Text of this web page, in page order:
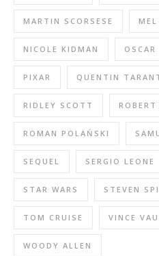
MARTIN SCORSESE
NICOLE KIDMAN OSCAR
PIXAR QUENTIN
RIDLEY SCOTT
ROMAN POLAŃSKI
SEQUEL SERGIO LEONE
STAR WARS STEVEN
TOM CRUISE VINCE
WOODY ALLEN